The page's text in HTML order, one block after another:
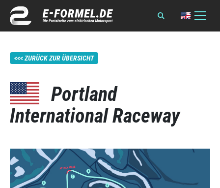
ZURÜCK ZUR ÜBERSICHT
Portland
International Raceway